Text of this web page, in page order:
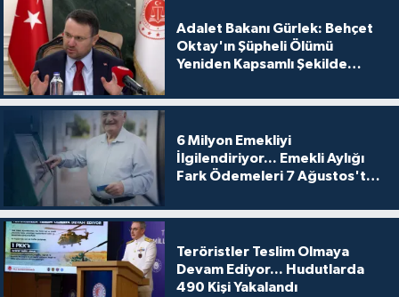
Adalet Bakanı Gürlek: Behçet
Oktay'ın Şüpheli Ölümü
Yeniden Kapsamlı Şekilde
6 Milyon Emekliyi
İlgilendiriyor... Emekli Aylığı
Fark Ödemeleri 7 Ağustos'ta
Teröristler Teslim Olmaya
Devam Ediyor... Hudutlarda
490 Kişi Yakalandı